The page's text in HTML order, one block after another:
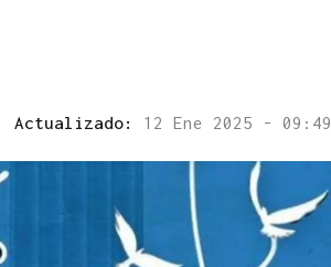
Actualizado: 12 Ene 2025 - 09:49